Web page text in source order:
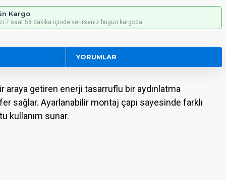
Kargo
7 saat 58 dakika içinde verirseniz bugün kargoda.
YORUMLAR
araya getiren enerji tasarruflu bir aydınlatma
sağlar. Ayarlanabilir montaj çapı sayesinde farklı
kullanım sunar.